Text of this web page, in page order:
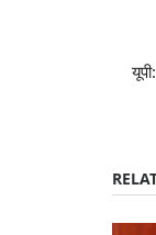
तहत प्रस्तावित पेड़ों की